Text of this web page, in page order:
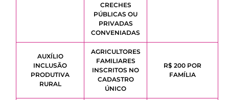
CRECHES
PÚBLICAS OU
PRIVADAS
CONVENIADAS
AUXÍLIO
INCLUSÃO
PRODUTIVA
RURAL
AGRICULTORES
FAMILIARES
INSCRITOS NO
CADASTRO
ÚNICO
R$ 200 POR
FAMÍLIA